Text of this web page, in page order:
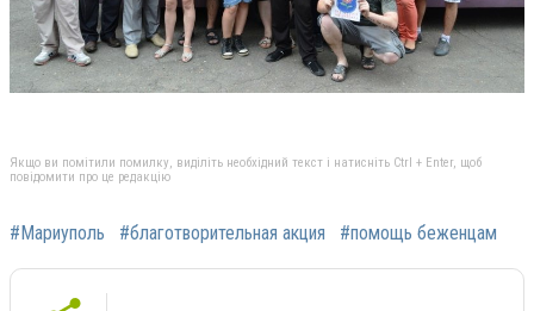
Якщо ви помітили помилку, виділіть необхідний текст і натисніть Ctrl + Enter, щоб
повідомити про це редакцію
#Мариуполь #благотворительная акция #помощь беженцам